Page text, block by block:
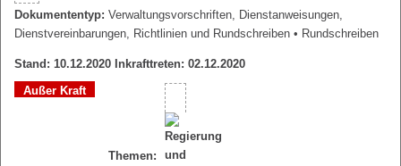
Dokumententyp: Verwaltungsvorschriften, Dienstanweisungen,
Dienstvereinbarungen, Richtlinien und Rundschreiben • Rundschreiben
Stand: 10.12.2020 Inkrafttreten: 02.12.2020
Außer Kraft
Themen: